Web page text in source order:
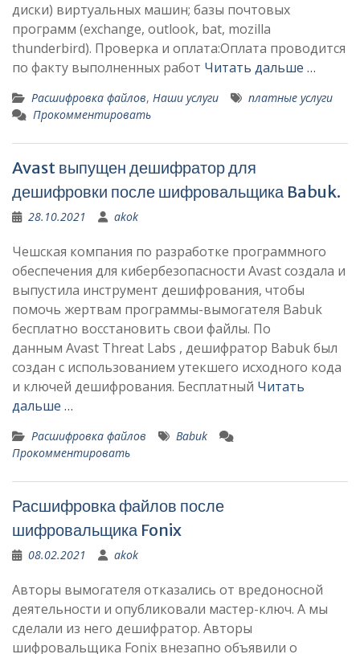
диски) виртуальных машин; базы почтовых
программ (exchange, outlook, bat, mozilla
thunderbird). Проверка и оплата:Оплата проводится
по факту выполненных работ Читать дальше …
Расшифровка файлов, Наши услуги
платные услуги
Прокомментировать
Avast выпущен дешифратор для
дешифровки после шифровальщика Babuk.
28.10.2021 akok
Чешская компания по разработке программного
обеспечения для кибербезопасности Avast создала и
выпустила инструмент дешифрования, чтобы
помочь жертвам программы-вымогателя Babuk
бесплатно восстановить свои файлы. По
данным Avast Threat Labs , дешифратор Babuk был
создан с использованием утекшего исходного кода
и ключей дешифрования. Бесплатный Читать
дальше …
Расшифровка файлов
Babuk
Прокомментировать
Расшифровка файлов после
шифровальщика Fonix
08.02.2021 akok
Авторы вымогателя отказались от вредоносной
деятельности и опубликовали мастер-ключ. А мы
сделали из него дешифратор. Авторы
шифровальщика Fonix внезапно объявили о